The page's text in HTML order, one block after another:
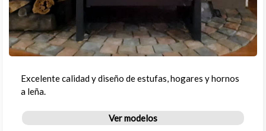
Excelente calidad y diseño de estufas, hogares y hornos
a leña.
Ver modelos